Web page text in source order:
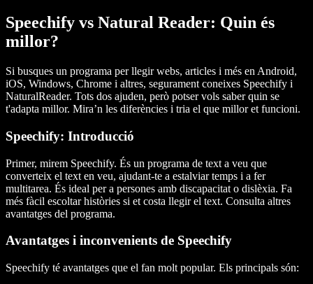
Speechify vs Natural Reader: Quin és
millor?
Si busques un programa per llegir webs, articles i més en Android,
iOS, Windows, Chrome i altres, segurament coneixes Speechify i
NaturalReader. Tots dos ajuden, però potser vols saber quin se
t'adapta millor. Mira’n les diferències i tria el que millor et funcioni.
Speechify: Introducció
Primer, mirem Speechify. És un programa de text a veu que
converteix el text en veu, ajudant-te a estalviar temps i a fer
multitarea. És ideal per a persones amb discapacitat o dislèxia. Fa
més fàcil escoltar històries si et costa llegir el text. Consulta altres
avantatges del programa.
Avantatges i inconvenients de Speechify
Speechify té avantatges que el fan molt popular. Els principals són: